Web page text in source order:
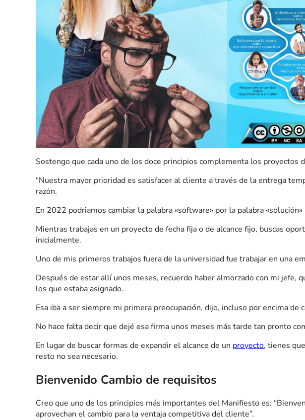
Sostengo que cada uno de los doce principios complementa los proyectos
“Nuestra mayor prioridad es satisfacer al cliente a través de la entrega
razón.
En 2022 podriamos cambiar la palabra «software» por la palabra
Mientras trabajas en un proyecto de fecha fija o de alcance fijo, buscas
inicialmente.
Uno de mis primeros trabajos fuera de la universidad fue trabajar en una
Después de estar allí unos meses, recuerdo haber almorzado con mi
los que estaba asignado.
Esa iba a ser siempre mi primera preocupación, dijo, incluso por encima de
No hace falta decir que dejé esa firma unos meses más tarde tan pronto
En lugar de buscar formas de expandir el alcance de un proyecto, tienes
resto no sea necesario.
Bienvenido Cambio de requisitos
Creo que uno de los principios más importantes del Manifiesto es:
aprovechan el cambio para la ventaja competitiva del cliente”.